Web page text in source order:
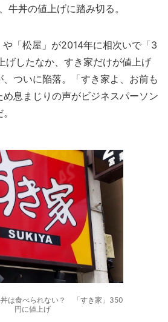
牛丼の値上げに踏み切る。
「松屋」が2014年に相次いで「3
げしたなか、すき家だけが値上げ
ついに陥落。「すき家よ、お前も
息まじりの声がビジネスパーソン
丼は食べられない？ 「すき家」350
円に値上げ